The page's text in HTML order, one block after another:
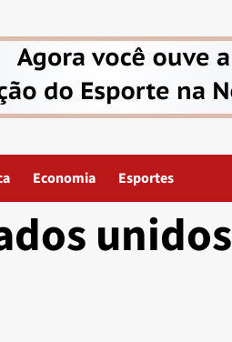
Economia Esportes
unidos